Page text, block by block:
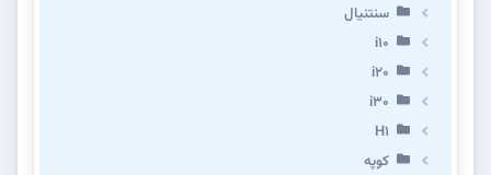
سنتنیال
i10
i20
i30
H1
کوپه